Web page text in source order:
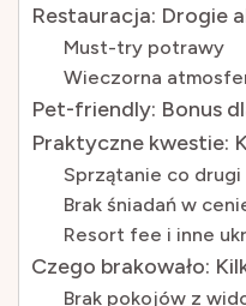
Restauracja: Drogie
Must-try potrawy
Wieczorna
Pet-friendly: Bonus
Praktyczne kwestie:
Sprzątanie co
Brak śniadań w
Resort fee i inne
Czego brakowało:
Brak pokojów z